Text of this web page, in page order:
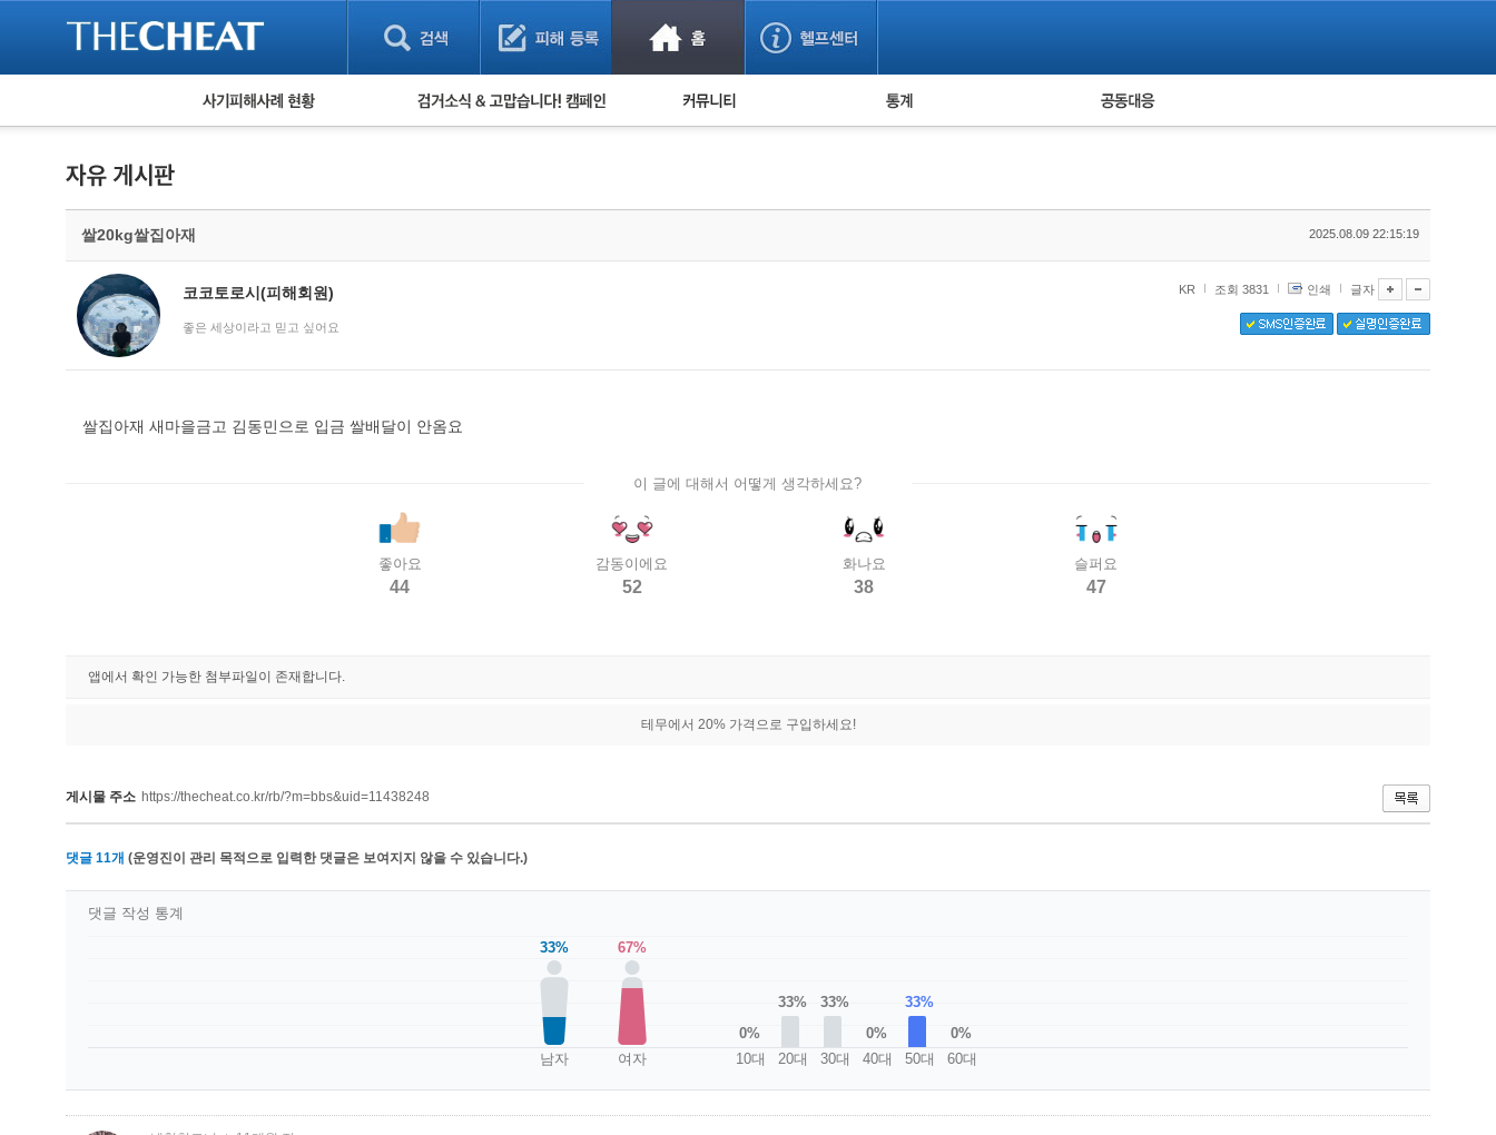
피해사례 현황
유해사이트 목록
비공개 피해사례
워킹홀리데이 피해사례
검거 소식 사기 예방했어요! 누적 피해사례 통계 피해자 공동대응
쌀20kg쌀집아재 2025.08.09 22:15:19
코코토로시(피해회원)
좋은 세상이라고 믿고 싶어요
KR 조회 3831 인쇄 글자
쌀집아재 새마을금고 김동민으로 입금 쌀배달이 안옴요
이 글에 대해서 어떻게 생각하세요?
좋아요
44
감동이에요
52
화나요
38
슬퍼요
47
앱에서 확인 가능한 첨부파일이 존재합니다.
테무에서 20% 가격으로 구입하세요!
게시물 주소 https://thecheat.co.kr/rb/?m=bbs&uid=11438248
댓글 11개 (운영진이 관리 목적으로 입력한 댓글은 보여지지 않을 수 있습니다.)
33%
남자
67%
여자
0%
10대
33%
20대
33%
30대
0%
40대
33%
50대
0%
60대
댓글 작성 통계